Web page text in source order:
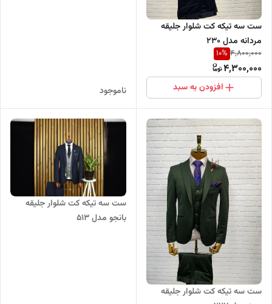
ست سه تیکه کت شلوار جلیقه
مردانه مدل 230
4,800,000
10%
4,300,000
افزودن به سبد ناموجود
ست سه تیکه کت شلوار جلیقه
ست سه تیکه کت شلوار جلیقه
بانجو مدل 513